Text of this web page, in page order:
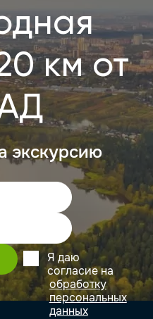
км от
экскурсию
Я даю
согласие на
обработку
персональных
данных